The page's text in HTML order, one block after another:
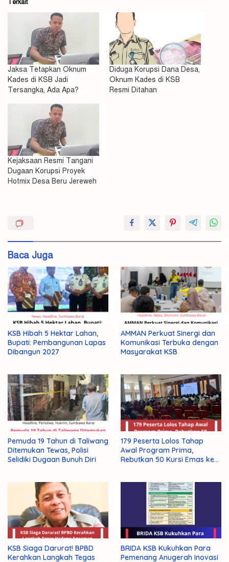
Terkait
Jaksa Tetapkan Oknum
Kades di KSB Jadi
Tersangka, Ada Apa?
Diduga Korupsi Dana Desa,
Oknum Kades di KSB
Resmi Ditahan
Kejaksaan Resmi Tangani
Dugaan Korupsi Proyek
Hotmix Desa Beru Jereweh
Kejari
KSB
Tunggu
Baca Juga
KSB Hibah 5 Hektar Lahan,
Bupati: Pembangunan Lapas
Dibangun 2027
AMMAN Perkuat Sinergi dan
Komunikasi Terbuka dengan
Masyarakat KSB
Pemuda 19 Tahun di Taliwang
Ditemukan Tewas, Polisi
Selidiki Dugaan Bunuh Diri
179 Peserta Lolos Tahap
Awal Program Prima,
Rebutkan 50 Kursi Emas ke
KSB Siaga Darurat! BPBD
Kerahkan Langkah Tegas
BRIDA KSB Kukuhkan Para
Pemenang Anugerah Inovasi